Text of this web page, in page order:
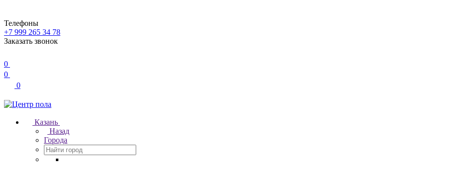
Телефоны
+7 999 265 34 78
Заказать звонок
0
0
0
Казань
Назад
Города